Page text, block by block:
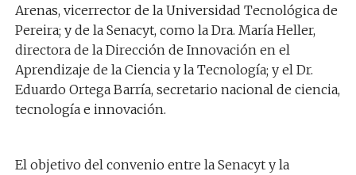
Arenas, vicerrector de la Universidad Tecnológica de
Pereira; y de la Senacyt, como la Dra. María Heller,
directora de la Dirección de Innovación en el
Aprendizaje de la Ciencia y la Tecnología; y el Dr.
Eduardo Ortega Barría, secretario nacional de ciencia,
tecnología e innovación.
El objetivo del convenio entre la Senacyt y la